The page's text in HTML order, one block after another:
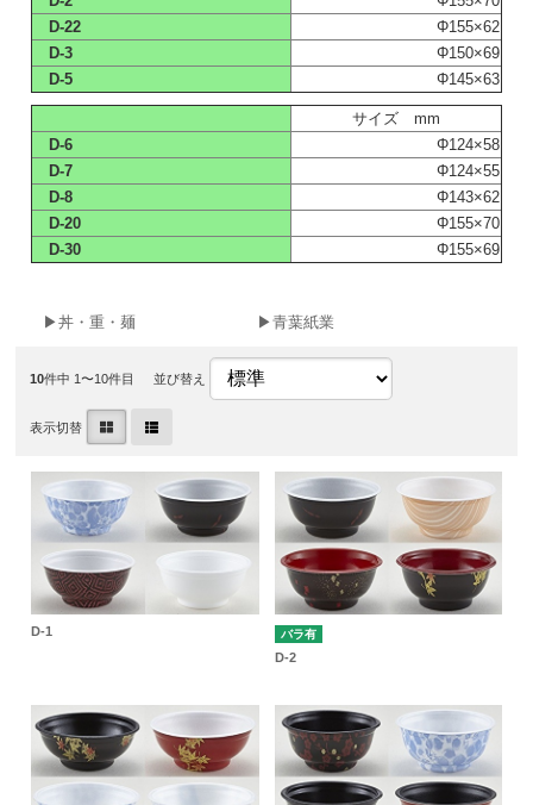
D-22
Φ155×62
D-3
Φ150×69
D-5
Φ145×63
サイズ mm
D-6
Φ124×58
D-7
Φ124×55
D-8
Φ143×62
D-20
Φ155×70
D-30
Φ155×69
▶丼・重・麺 ▶青葉紙業
10件中 1〜10件目 並び替え
表示切替
D-1 バラ有
D-2